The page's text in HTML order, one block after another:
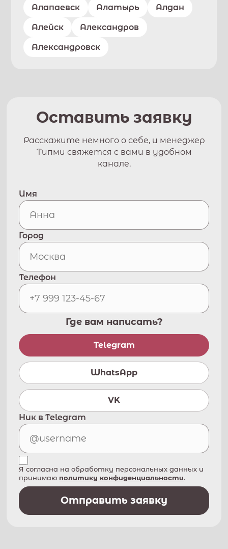
Алапаевск Алатырь Алдан
Алейск Александров
Александровск
Оставить заявку
Расскажите немного о себе, и менеджер
Типми свяжется с вами в удобном
канале.
Имя
Город
Телефон
Где вам написать?
Telegram
WhatsApp
VK
Ник в Telegram
Я согласна на обработку персональных данных и
принимаю политику конфиденциальности.
Отправить заявку